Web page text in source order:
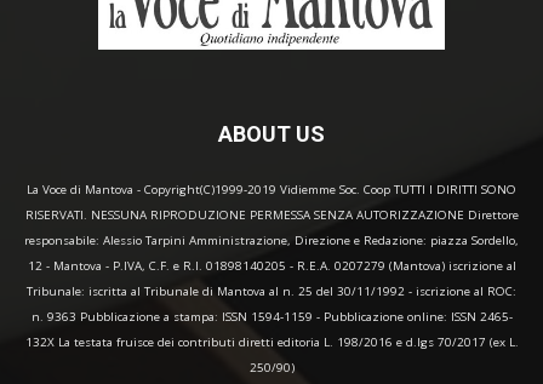
ABOUT US
La Voce di Mantova - Copyright(C)1999-2019 Vidiemme Soc. Coop TUTTI I DIRITTI SONO
RISERVATI. NESSUNA RIPRODUZIONE PERMESSA SENZA AUTORIZZAZIONE Direttore
responsabile: Alessio Tarpini Amministrazione, Direzione e Redazione: piazza Sordello,
12 - Mantova - P.IVA, C.F. e R.I. 01898140205 - R.E.A. 0207279 (Mantova) iscrizione al
Tribunale: iscritta al Tribunale di Mantova al n. 25 del 30/11/1992 - iscrizione al ROC:
n. 9363 Pubblicazione a stampa: ISSN 1594-1159 - Pubblicazione online: ISSN 2465-
132X La testata fruisce dei contributi diretti editoria L. 198/2016 e d.lgs 70/2017 (ex L.
250/90)